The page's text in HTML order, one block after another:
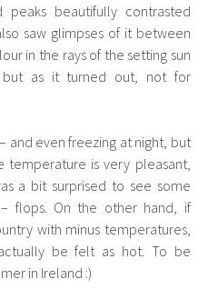
peaks beautifully contrasted
saw glimpses of it between
in the rays of the setting sun
but as it turned out, not for
– and even freezing at night, but
temperature is very pleasant,
a bit surprised to see some
flops. On the other hand, if
with minus temperatures,
be felt as hot. To be
in Ireland :)